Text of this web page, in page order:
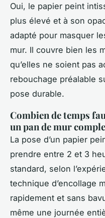
Oui, le papier peint
plus élevé et à son
adapté pour masquer
mur. Il couvre bien les
qu’elles ne soient pas
rebouchage préalable
pose durable.
Combien de temps
un pan de mur
La pose d’un papier
prendre entre 2 et 3
standard, selon
technique d’encollage
rapidement et sans
même une journée